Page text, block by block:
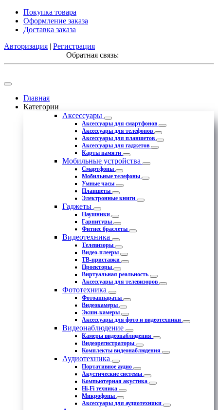
Покупка товара
Оформление заказа
Доставка заказа
Авторизация | Регистрация
Обратная связь:
Главная
Категории
Аксессуары
Аксессуары для смартфонов
Аксессуары для телефонов
Аксессуары для планшетов
Аксессуары для гаджетов
Карты памяти
Мобильные устройства
Смартфоны
Мобильные телефоны
Умные часы
Планшеты
Электронные книги
Гаджеты
Наушники
Гарнитуры
Фитнес браслеты
Видеотехника
Телевизоры
Видео-плееры
ТВ-приставки
Проекторы
Виртуальная реальность
Аксессуары для телевизоров
Фототехника
Фотоаппараты
Видеокамеры
Экшн-камеры
Аксессуары для фото и видеотехники
Видеонаблюдение
Камеры видеонаблюдения
Видеорегистраторы
Комплекты видеонаблюдения
Аудиотехника
Портативное аудио
Акустические системы
Компьютерная акустика
Hi-Fi техника
Микрофоны
Аксессуары для аудиотехники